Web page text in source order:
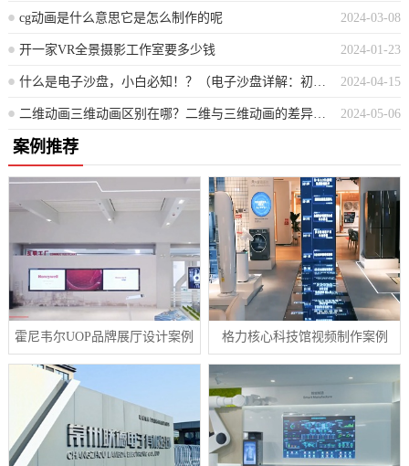
2024-03-08
cg动画是什么意思它是怎么制作的呢
2024-01-23
开一家VR全景摄影工作室要多少钱
2024-04-15
什么是电子沙盘，小白必知！？（电子沙盘详解：初学者不可不知的介绍）
2024-05-06
二维动画三维动画区别在哪？二维与三维动画的差异性解析
案例推荐
霍尼韦尔UOP品牌展厅设计案例 格力核心科技馆视频制作案例